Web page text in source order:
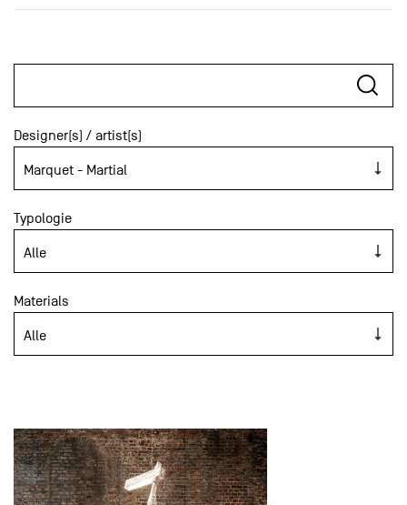
Designer(s) / artist(s)
Typologie
Materials